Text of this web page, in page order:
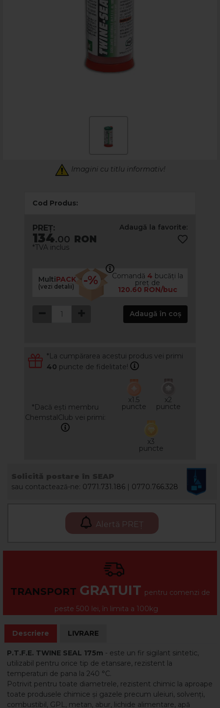
Imagini cu titlu informativ!
Cod Produs:
Adaugă la favorite:
PREȚ:
134.00 RON
*TVA inclus
MultiPACK
(vezi detalii) -% Comandă 4 bucăți la
preț de
120.60 RON/buc
Adaugă în coș
*La cumpărarea acestui produs vei primi
40 puncte de fidelitate!
*Dacă ești membru
ChemstalClub vei primi:
x1.5
puncte
x2
puncte
x3
puncte
sau contactează-ne: 0771.731.186 | 0770.766.328
Alertă PREȚ
TRANSPORT GRATUIT pentru comenzi de
peste 500 lei, în limita a 100kg
Descriere LIVRARE
P.T.F.E. TWINE SEAL 175m - este un fir sigilant sintetic,
utilizabil pentru orice tip de etansare, rezistent la
temperaturi de pana la 240 °C.
Potrivit pentru toate diametrele, rezistent chimic la aproape
toate produsele chimice și gazele precum uleiuri, solvenți,
combustibil, GPL, metan, abur, lichide alimentare, apă